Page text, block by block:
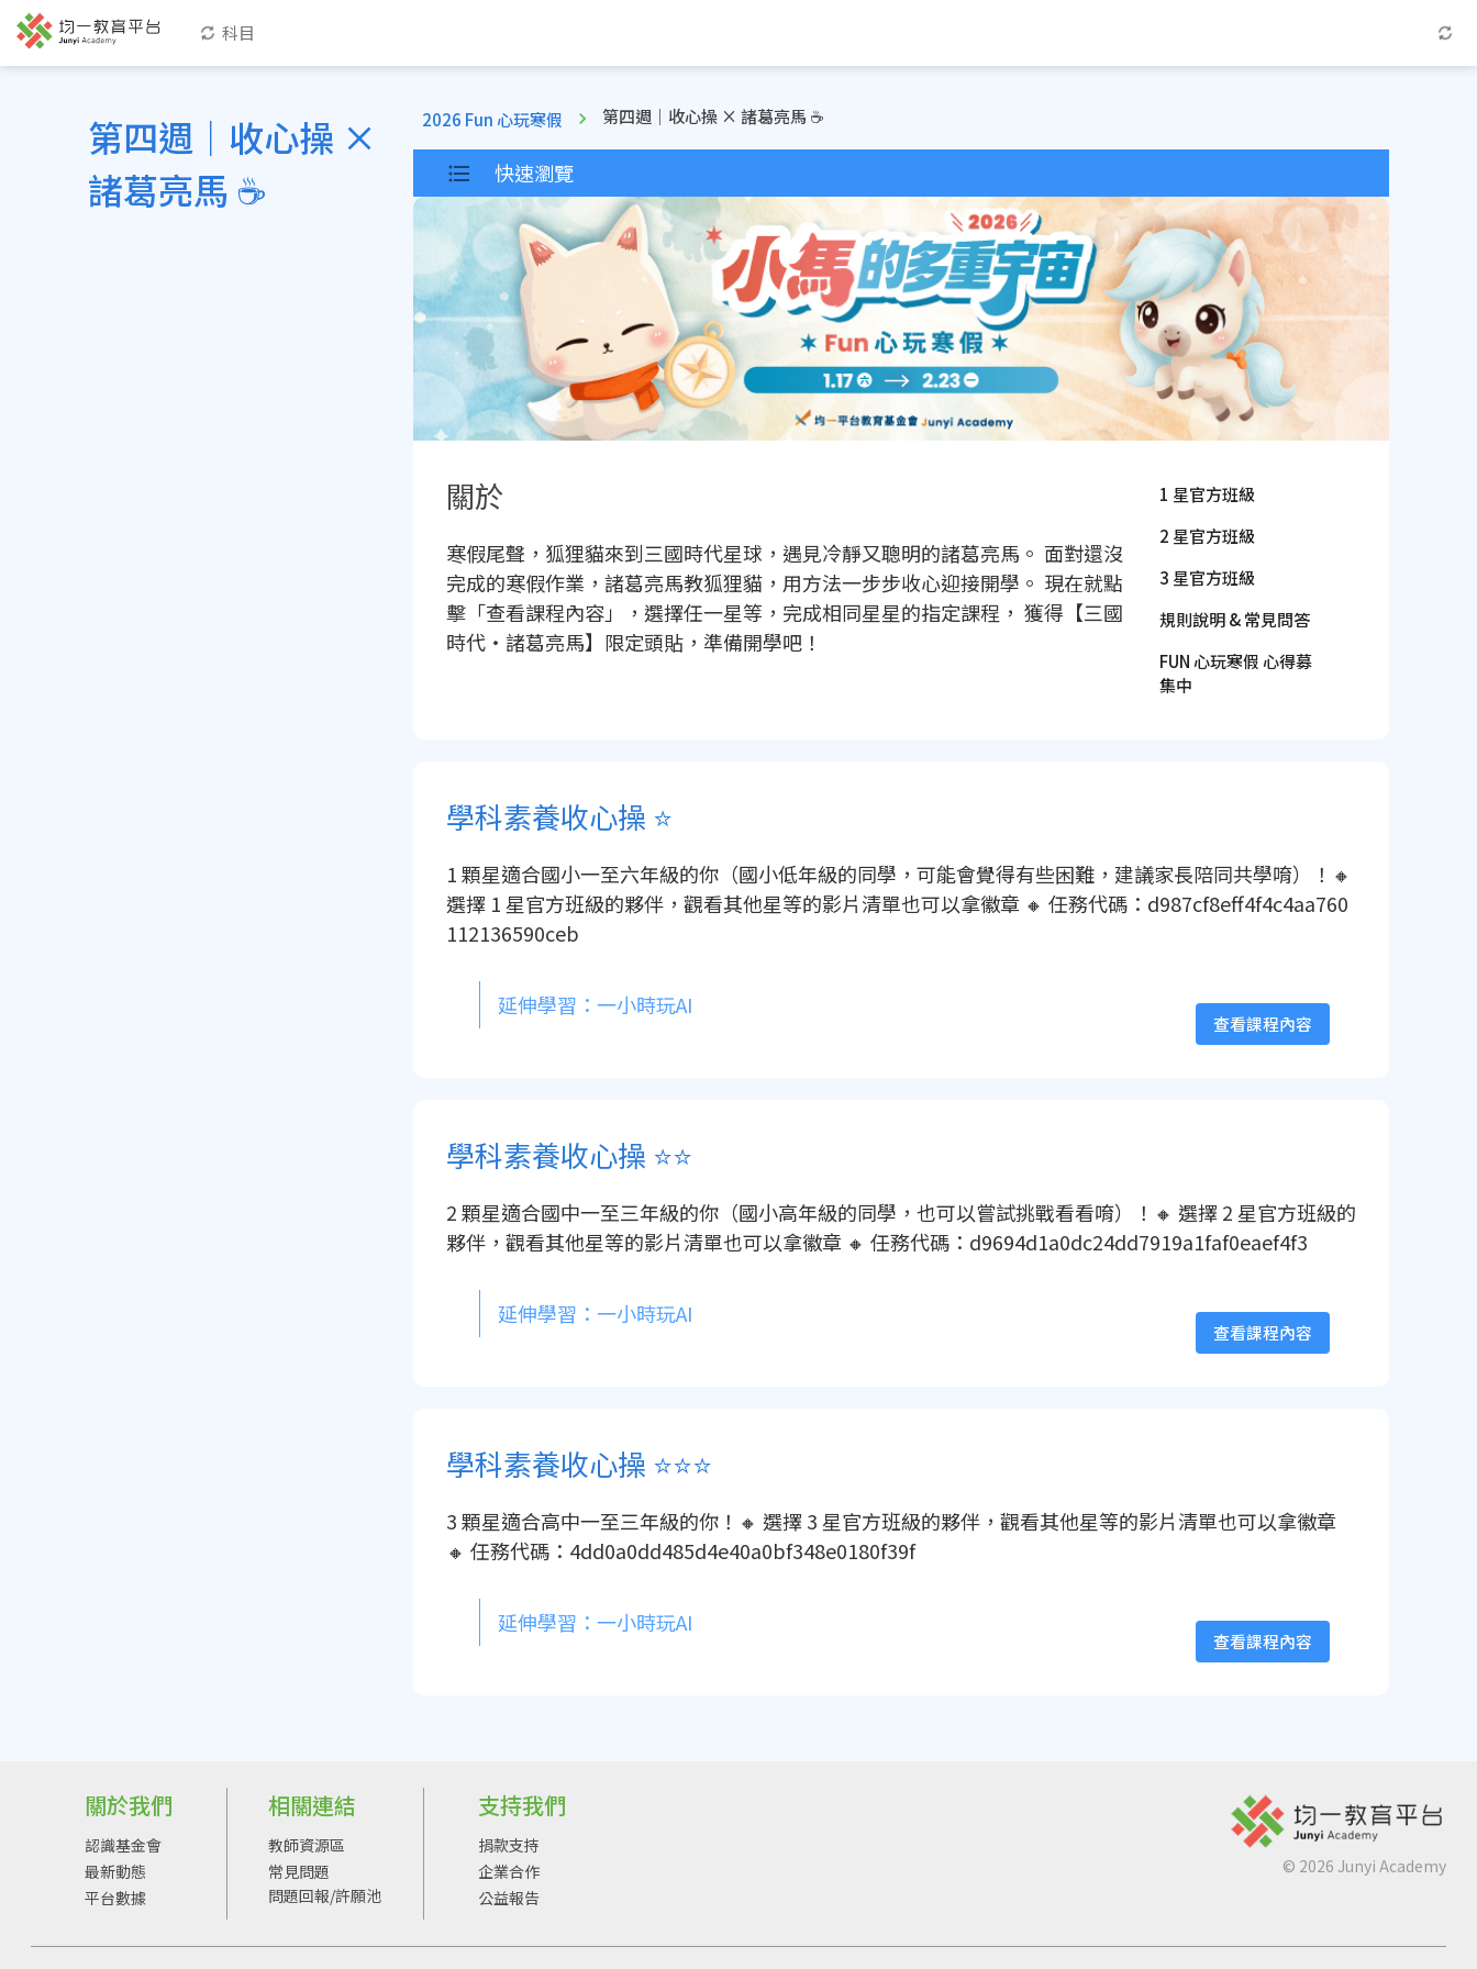
科目
第四週｜收心操 ×
諸葛亮馬 ☕
2026 Fun 心玩寒假 第四週｜收心操 × 諸葛亮馬 ☕
快速瀏覽
關於
寒假尾聲，狐狸貓來到三國時代星球，遇見冷靜又聰明的諸葛亮馬。 面對還沒
完成的寒假作業，諸葛亮馬教狐狸貓，用方法一步步收心迎接開學。 現在就點
擊「查看課程內容」，選擇任一星等，完成相同星星的指定課程， 獲得【三國
時代・諸葛亮馬】限定頭貼，準備開學吧！
1 星官方班級
2 星官方班級
3 星官方班級
規則說明 & 常見問答
FUN 心玩寒假 心得募
集中
學科素養收心操 ⭐️
1 顆星適合國小一至六年級的你（國小低年級的同學，可能會覺得有些困難，建議家長陪同共學唷）！🔸
選擇 1 星官方班級的夥伴，觀看其他星等的影片清單也可以拿徽章 🔸 任務代碼：d987cf8eff4f4c4aa760
112136590ceb
延伸學習：一小時玩AI
查看課程內容
學科素養收心操 ⭐️⭐️
2 顆星適合國中一至三年級的你（國小高年級的同學，也可以嘗試挑戰看看唷）！🔸 選擇 2 星官方班級的
夥伴，觀看其他星等的影片清單也可以拿徽章 🔸 任務代碼：d9694d1a0dc24dd7919a1faf0eaef4f3
延伸學習：一小時玩AI
查看課程內容
學科素養收心操 ⭐️⭐️⭐️
3 顆星適合高中一至三年級的你！🔸 選擇 3 星官方班級的夥伴，觀看其他星等的影片清單也可以拿徽章
🔸 任務代碼：4dd0a0dd485d4e40a0bf348e0180f39f
延伸學習：一小時玩AI
查看課程內容
關於我們
認識基金會
最新動態
平台數據
相關連結
教師資源區
常見問題
問題回報/許願池
支持我們
捐款支持
企業合作
公益報告
© 2026 Junyi Academy